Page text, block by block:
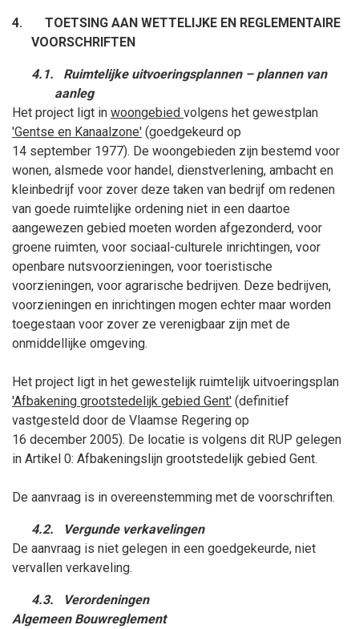
4.
TOETSING AAN WETTELIJKE EN REGLEMENTAIRE
VOORSCHRIFTEN
4.1.
Ruimtelijke uitvoeringsplannen – plannen van
aanleg
Het project ligt in woongebied volgens het gewestplan
'Gentse en Kanaalzone' (goedgekeurd op
14 september 1977). De woongebieden zijn bestemd voor
wonen, alsmede voor handel, dienstverlening, ambacht en
kleinbedrijf voor zover deze taken van bedrijf om redenen
van goede ruimtelijke ordening niet in een daartoe
aangewezen gebied moeten worden afgezonderd, voor
groene ruimten, voor sociaal-culturele inrichtingen, voor
openbare nutsvoorzieningen, voor toeristische
voorzieningen, voor agrarische bedrijven. Deze bedrijven,
voorzieningen en inrichtingen mogen echter maar worden
toegestaan voor zover ze verenigbaar zijn met de
onmiddellijke omgeving.
Het project ligt in het gewestelijk ruimtelijk uitvoeringsplan
'Afbakening grootstedelijk gebied Gent' (definitief
vastgesteld door de Vlaamse Regering op
16 december 2005). De locatie is volgens dit RUP gelegen
in Artikel 0: Afbakeningslijn grootstedelijk gebied Gent.
De aanvraag is in overeenstemming met de voorschriften.
4.2.
Vergunde verkavelingen
De aanvraag is niet gelegen in een goedgekeurde, niet
vervallen verkaveling.
4.3.
Verordeningen
Algemeen Bouwreglement